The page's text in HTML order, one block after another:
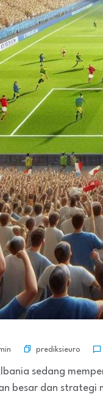
prediksieuro
sedang
besar dan strategi